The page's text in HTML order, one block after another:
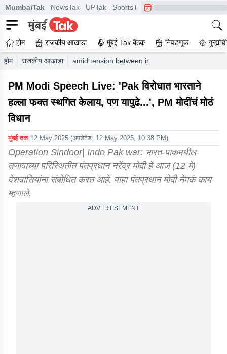
MumbaiTak NewsTak UPTak SportsTak CrimeTak
होम राजकीय आखाडा मुंबई Tak बैठक निवडणूक
होम राजकीय आखाडा amid tension between india and pakistan
PM Modi Speech Live: 'Pak विरोधात भारताने
हल्ला फक्त स्थगित केलाय, पण यापुढे...', PM मोदींचं मोठं
विधान
मुंबई तक 12 May 2025 (अपडेटेड: 12 May 2025, 10:38 PM)
Operation Sindoor| Indo Pak war: भारत-पाकमधील
तणावाच्या परिस्थितीत पंतप्रधान नरेंद्र मोदी हे आज (12 मे)
देशवासियांना संबोधित करत आहे. पाहा पंतप्रधान मोदी नेमकं काय
म्हणाले.
ADVERTISEMENT